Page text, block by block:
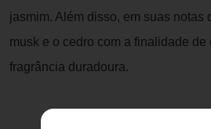
jasmim. Além disso, em suas notas
musk e o cedro com a finalidade de
fragrância duradoura.